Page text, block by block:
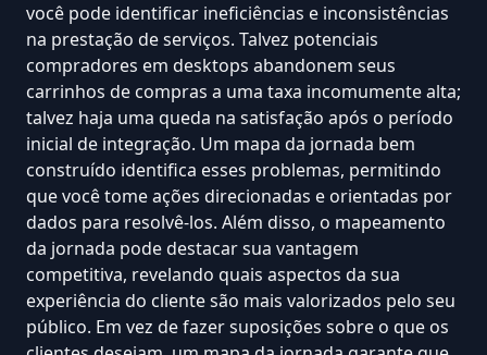
você pode identificar ineficiências e inconsistências
na prestação de serviços. Talvez potenciais
compradores em desktops abandonem seus
carrinhos de compras a uma taxa incomumente alta;
talvez haja uma queda na satisfação após o período
inicial de integração. Um mapa da jornada bem
construído identifica esses problemas, permitindo
que você tome ações direcionadas e orientadas por
dados para resolvê-los. Além disso, o mapeamento
da jornada pode destacar sua vantagem
competitiva, revelando quais aspectos da sua
experiência do cliente são mais valorizados pelo seu
público. Em vez de fazer suposições sobre o que os